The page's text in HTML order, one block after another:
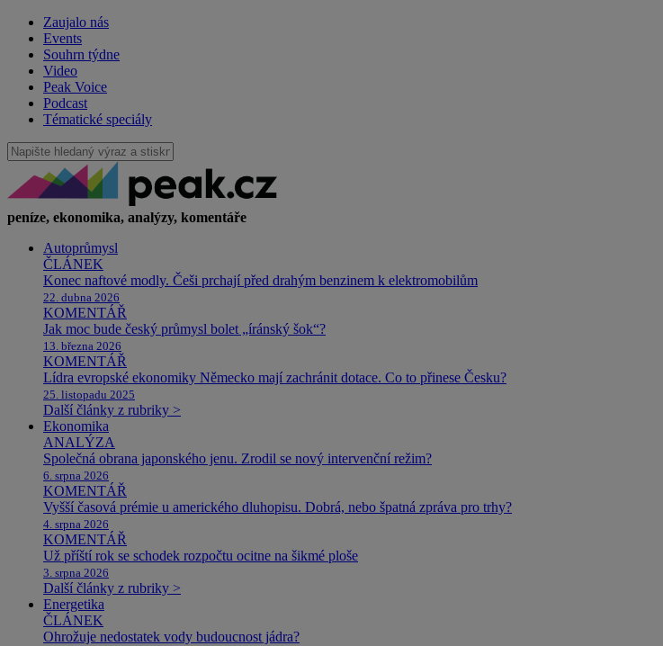
Zaujalo nás
Events
Souhrn týdne
Video
Peak Voice
Podcast
Tématické speciály
peníze, ekonomika, analýzy, komentáře
Autoprůmysl
ČLÁNEK
Konec naftové modly. Češi prchají před drahým benzinem k elektromobilům
22. dubna 2026
KOMENTÁŘ
Jak moc bude český průmysl bolet „íránský šok“?
13. března 2026
KOMENTÁŘ
Lídra evropské ekonomiky Německo mají zachránit dotace. Co to přinese Česku?
25. listopadu 2025
Další články z rubriky >
Ekonomika
ANALÝZA
Společná obrana japonského jenu. Zrodil se nový intervenční režim?
6. srpna 2026
KOMENTÁŘ
Vyšší časová prémie u amerického dluhopisu. Dobrá, nebo špatná zpráva pro trhy?
4. srpna 2026
KOMENTÁŘ
Už příští rok se schodek rozpočtu ocitne na šikmé ploše
3. srpna 2026
Další články z rubriky >
Energetika
ČLÁNEK
Ohrožuje nedostatek vody budoucnost jádra?